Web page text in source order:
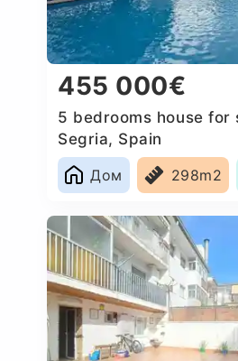
455 000€
5 bedrooms house for
Segria, Spain
Дом
298m2